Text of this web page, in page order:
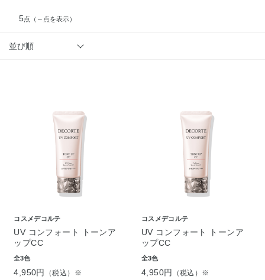
5点 （～点を表示）
並び順
コスメデコルテ
UV コンフォート トーンア
ップCC
全3色
4,950円 （税込）※
コスメデコルテ
UV コンフォート トーンア
ップCC
全3色
4,950円 （税込）※